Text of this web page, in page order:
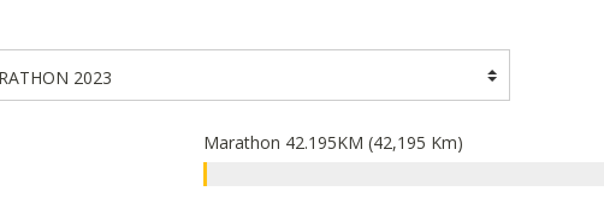
Marathon 42.195KM (42,195 Km)